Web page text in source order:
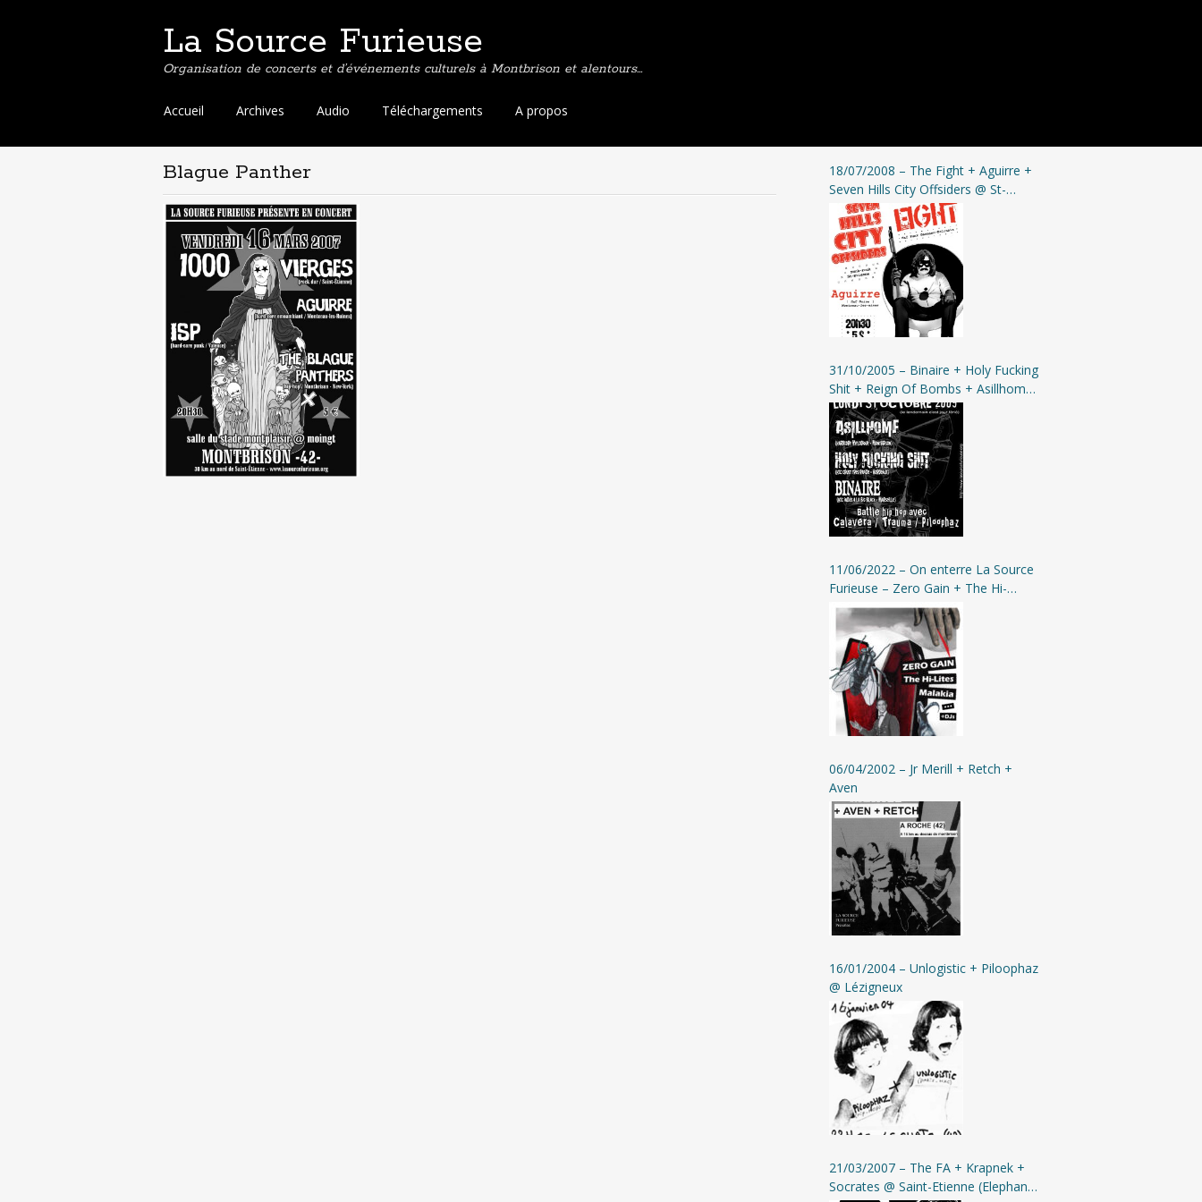
La Source Furieuse
Organisation de concerts et d’événements culturels à Montbrison et alentours…
Aller
contenu
principal
Accueil Archives Audio Téléchargements A propos
Blague Panther
18/07/2008 – The Fight + Aguirre +
Seven Hills City Offsiders @ St-
Etienne (L’Assommoir)
31/10/2005 – Binaire + Holy Fucking
Shit + Reign Of Bombs + Asillhome
+ Battle Hip-Hop @ Montbrison
11/06/2022 – On enterre La Source
Furieuse – Zero Gain + The Hi-
LITES + Malakia + DJs @ Jasserie de
Garnier
06/04/2002 – Jr Merill + Retch +
Aven
16/01/2004 – Unlogistic + Piloophaz
@ Lézigneux
21/03/2007 – The FA + Krapnek +
Socrates @ Saint-Etienne (Elephant